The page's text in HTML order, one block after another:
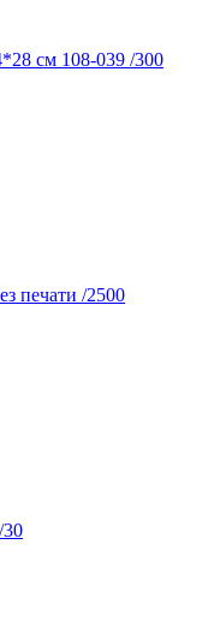
см 108-039 /300
печати /2500